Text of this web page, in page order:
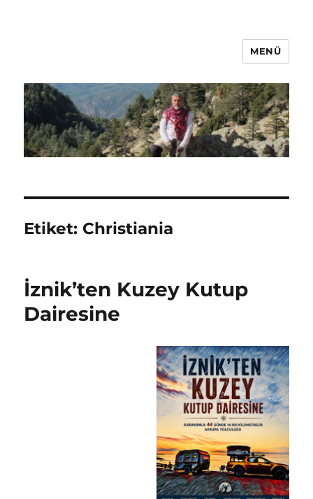
MENÜ
Etiket: Christiania
İznik’ten Kuzey Kutup
Dairesine